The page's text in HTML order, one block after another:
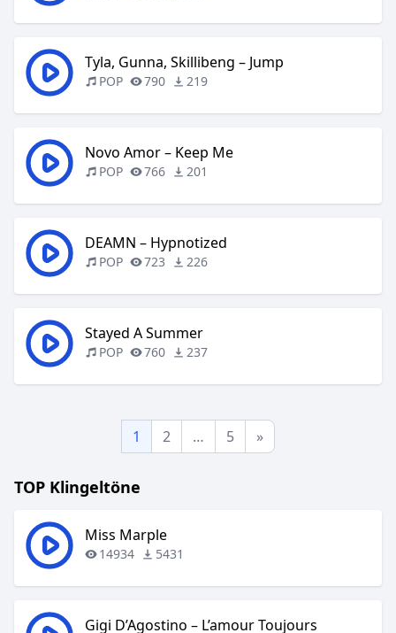
Tyla, Gunna, Skillibeng – Jump
POP 790 219
Novo Amor – Keep Me
POP 766 201
DEAMN – Hypnotized
POP 723 226
Stayed A Summer
POP 760 237
1 2 … 5 »
TOP Klingeltöne
Miss Marple
14934 5431
Gigi D’Agostino – L’amour Toujours